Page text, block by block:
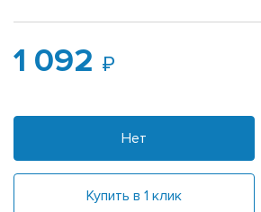
1 092
Нет
Купить в 1 клик